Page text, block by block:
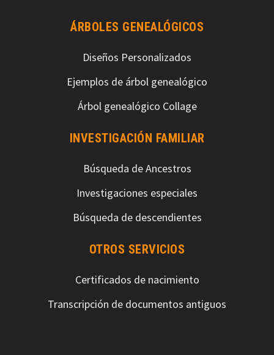
ÁRBOLES GENEALÓGICOS
Diseños Personalizados
Ejemplos de árbol genealógico
Árbol genealógico Collage
INVESTIGACIÓN FAMILIAR
Búsqueda de Ancestros
Investigaciones especiales
Búsqueda de descendientes
OTROS SERVICIOS
Certificados de nacimiento
Transcripción de documentos antiguos